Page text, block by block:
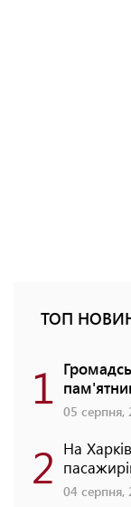
ТОП
1 05 серпня,
2 На
04 серпня,